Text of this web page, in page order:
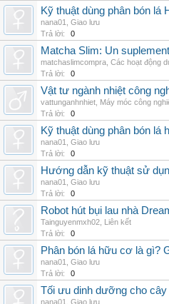
Kỹ thuật dùng phân bón lá
nana01
Giao lưu
Trả lời:
0
Matcha Slim: Un
matchaslimcompra Các hoạt động
Trả lời:
0
Vật tư ngành nhiệt công
vattunganhnhiet Máy móc công
Trả lời:
0
Kỹ thuật dùng phân bón
nana01
Giao lưu
Trả lời:
0
Hướng dẫn kỹ thuật sử
nana01
Giao lưu
Trả lời:
0
Robot hút bụi lau nhà
Tainguyenmxh02 Liên kết
Trả lời:
0
Phân bón lá hữu cơ là gì?
nana01
Giao lưu
Trả lời:
0
Tối ưu dinh dưỡng cho
nana01
Giao lưu